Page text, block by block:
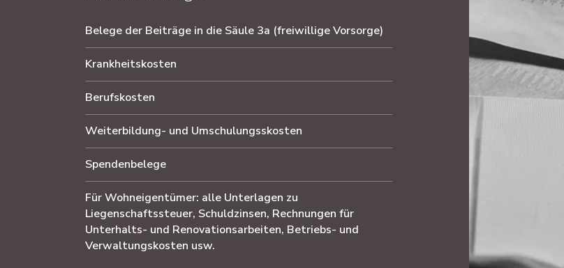
Belege der Beiträge in die Säule 3a (freiwillige Vorsorge)
Krankheitskosten
Berufskosten
Weiterbildung- und Umschulungsskosten
Spendenbelege
Für Wohneigentümer: alle Unterlagen zu
Liegenschaftssteuer, Schuldzinsen, Rechnungen für
Unterhalts- und Renovationsarbeiten, Betriebs- und
Verwaltungskosten usw.